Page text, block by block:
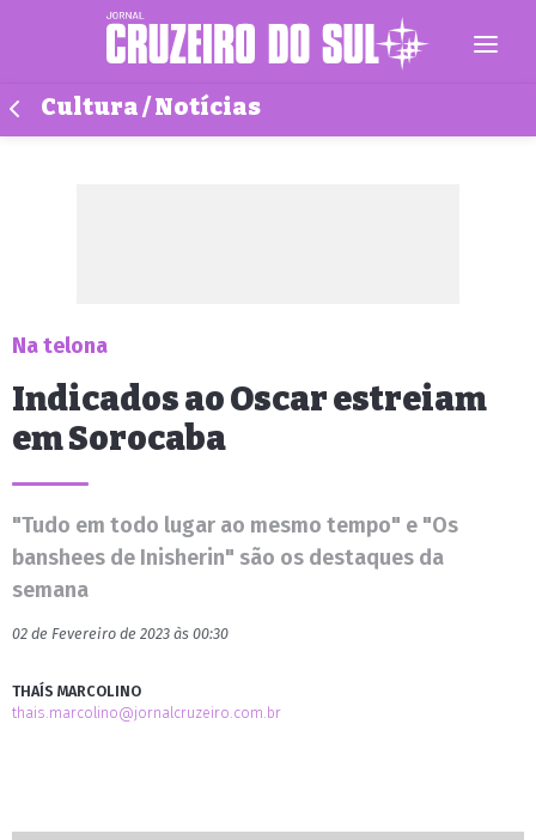
Cultura / Notícias
Na telona
Indicados ao Oscar estreiam
em Sorocaba
"Tudo em todo lugar ao mesmo tempo" e "Os
banshees de Inisherin" são os destaques da
semana
02 de Fevereiro de 2023 às 00:30
THAÍS MARCOLINO
thais.marcolino@jornalcruzeiro.com.br